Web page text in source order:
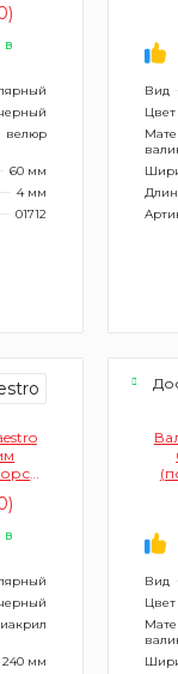
в
велюр
60 мм
4 мм
01712
Вид
Цвет
в
240 мм
Вид
Цвет